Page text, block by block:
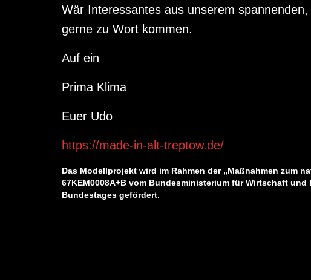
Wär Interessantes aus unserem
gerne zu Wort kommen.
Auf ein
Prima Klima
Euer Udo
https://made-in-alt-treptow.de/
Das Modellprojekt wird im Rahmen der „Maßnahmen zum
67KEM0008A+B vom Bundesministerium für Wirtschaft
Bundestages gefördert.